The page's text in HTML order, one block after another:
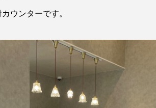
ウンターです。